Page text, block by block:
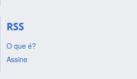
RSS
O que é?
Assine